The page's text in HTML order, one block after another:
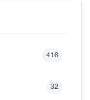
416
32